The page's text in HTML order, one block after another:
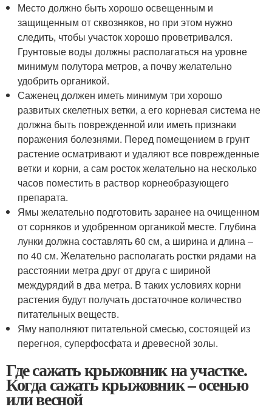
Место должно быть хорошо освещенным и
защищенным от сквозняков, но при этом нужно
следить, чтобы участок хорошо проветривался.
Грунтовые воды должны располагаться на уровне
минимум полутора метров, а почву желательно
удобрить органикой.
Саженец должен иметь минимум три хорошо
развитых скелетных ветки, а его корневая система не
должна быть поврежденной или иметь признаки
поражения болезнями. Перед помещением в грунт
растение осматривают и удаляют все поврежденные
ветки и корни, а сам росток желательно на несколько
часов поместить в раствор корнеобразующего
препарата.
Ямы желательно подготовить заранее на очищенном
от сорняков и удобренном органикой месте. Глубина
лунки должна составлять 60 см, а ширина и длина –
по 40 см. Желательно располагать ростки рядами на
расстоянии метра друг от друга с шириной
междурядий в два метра. В таких условиях корни
растения будут получать достаточное количество
питательных веществ.
Яму наполняют питательной смесью, состоящей из
перегноя, суперфосфата и древесной золы.
Где сажать крыжовник на участке.
Когда сажать крыжовник – осенью
или весной